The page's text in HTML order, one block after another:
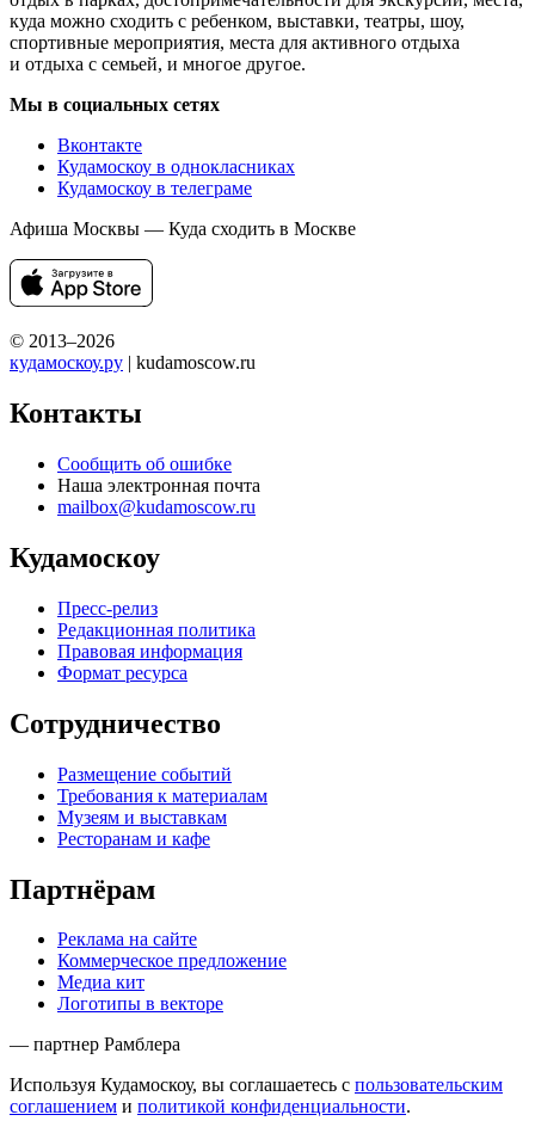
куда можно сходить с ребенком, выставки, театры, шоу,
спортивные мероприятия, места для активного отдыха
и отдыха с семьей, и многое другое.
Мы в социальных сетях
Вконтакте
Кудамоскоу в однокласниках
Кудамоскоу в телеграме
Афиша Москвы — Куда сходить в Москве
© 2013–2026
кудамоскоу.ру | kudamoscow.ru
Контакты
Сообщить об ошибке
Наша электронная почта
mailbox@kudamoscow.ru
Кудамоскоу
Пресс-релиз
Редакционная политика
Правовая информация
Формат ресурса
Сотрудничество
Размещение событий
Требования к материалам
Музеям и выставкам
Ресторанам и кафе
Партнёрам
Реклама на сайте
Коммерческое предложение
Медиа кит
Логотипы в векторе
— партнер Рамблера
Используя Кудамоскоу, вы соглашаетесь с пользовательским
соглашением и политикой конфиденциальности.